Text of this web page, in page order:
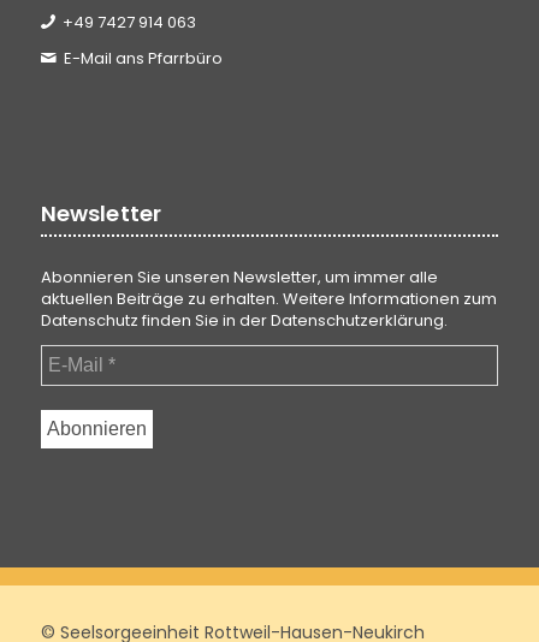
+49 7427 914 063
E-Mail ans Pfarrbüro
Newsletter
Abonnieren Sie unseren Newsletter, um immer alle
aktuellen Beiträge zu erhalten. Weitere Informationen zum
Datenschutz finden Sie in derDatenschutzerklärung.
© Seelsorgeeinheit Rottweil-Hausen-Neukirch